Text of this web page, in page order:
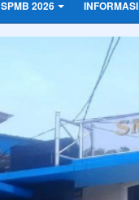
SPMB 2026 INFORMASI